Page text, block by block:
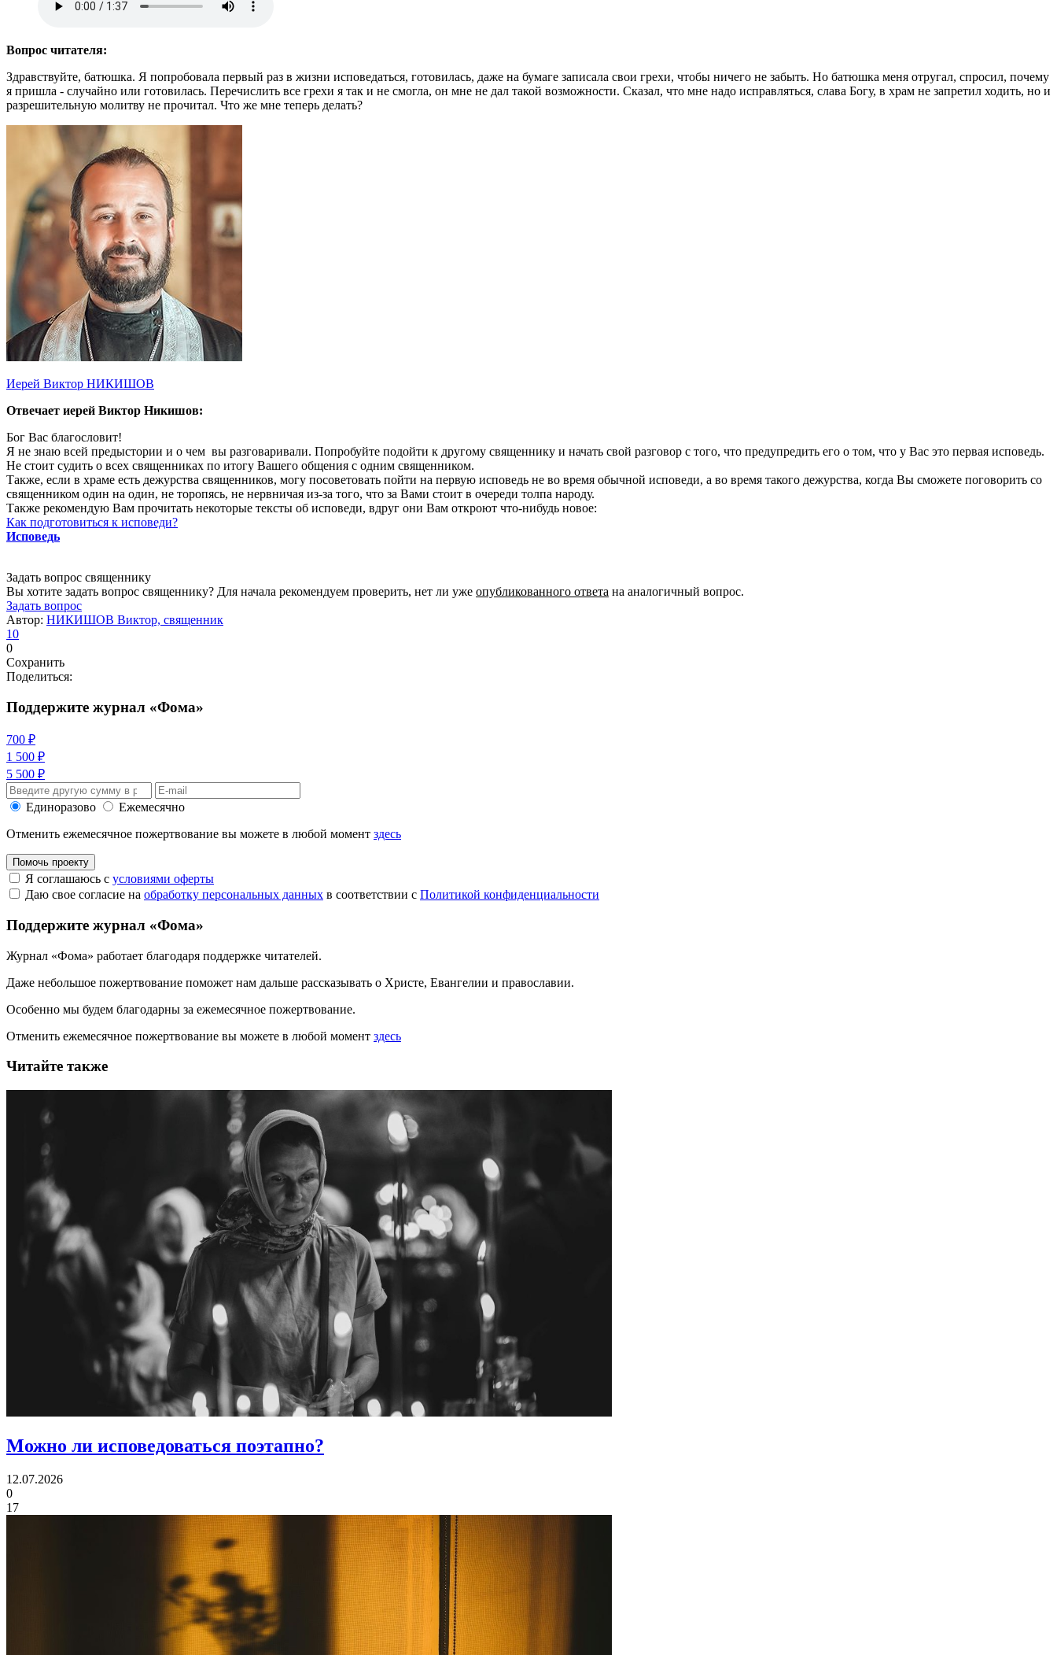
Вопрос читателя:
Здравствуйте, батюшка. Я попробовала первый раз в жизни исповедаться, готовилась, даже на бумаге записала свои грехи, чтобы ничего не забыть. Но батюшка меня отругал, спросил, почему
я пришла - случайно или готовилась. Перечислить все грехи я так и не смогла, он мне не дал такой возможности. Сказал, что мне надо исправляться, слава Богу, в храм не запретил ходить, но и
разрешительную молитву не прочитал. Что же мне теперь делать?
Иерей Виктор НИКИШОВ
Отвечает иерей Виктор Никишов:
Бог Вас благословит!
Я не знаю всей предыстории и о чем вы разговаривали. Попробуйте подойти к другому священнику и начать свой разговор с того, что предупредить его о том, что у Вас это первая исповедь.
Не стоит судить о всех священниках по итогу Вашего общения с одним священником.
Также, если в храме есть дежурства священников, могу посоветовать пойти на первую исповедь не во время обычной исповеди, а во время такого дежурства, когда Вы сможете поговорить со
священником один на один, не торопясь, не нервничая из-за того, что за Вами стоит в очереди толпа народу.
Также рекомендую Вам прочитать некоторые тексты об исповеди, вдруг они Вам откроют что-нибудь новое:
Как подготовиться к исповеди?
Исповедь
Задать вопрос священнику
Вы хотите задать вопрос священнику? Для начала рекомендуем проверить, нет ли уже опубликованного ответа на аналогичный вопрос.
Задать вопрос
Автор: НИКИШОВ Виктор, священник
10
0
Сохранить
Поделиться:
Поддержите журнал «Фома»
700 ₽
1 500 ₽
5 500 ₽
Единоразово
Ежемесячно
Отменить ежемесячное пожертвование вы можете в любой момент здесь
Помочь проекту
Я соглашаюсь с условиями оферты
Даю свое согласие на обработку персональных данных в соответствии с Политикой конфиденциальности
Поддержите журнал «Фома»
Журнал «Фома» работает благодаря поддержке читателей.
Даже небольшое пожертвование поможет нам дальше рассказывать о Христе, Евангелии и православии.
Особенно мы будем благодарны за ежемесячное пожертвование.
Отменить ежемесячное пожертвование вы можете в любой момент здесь
Читайте также
Можно ли исповедоваться поэтапно?
12.07.2026
0
17